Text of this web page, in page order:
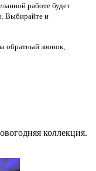
работе будет
Выбирайте и
обратный звонок,
коллекция.